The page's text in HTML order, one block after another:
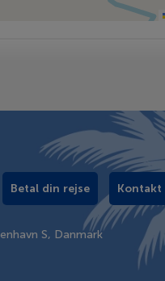
Betal din rejse Kontakt
S, Danmark